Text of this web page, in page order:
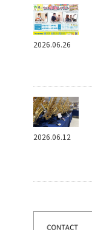
2026.06.26
2026.06.12